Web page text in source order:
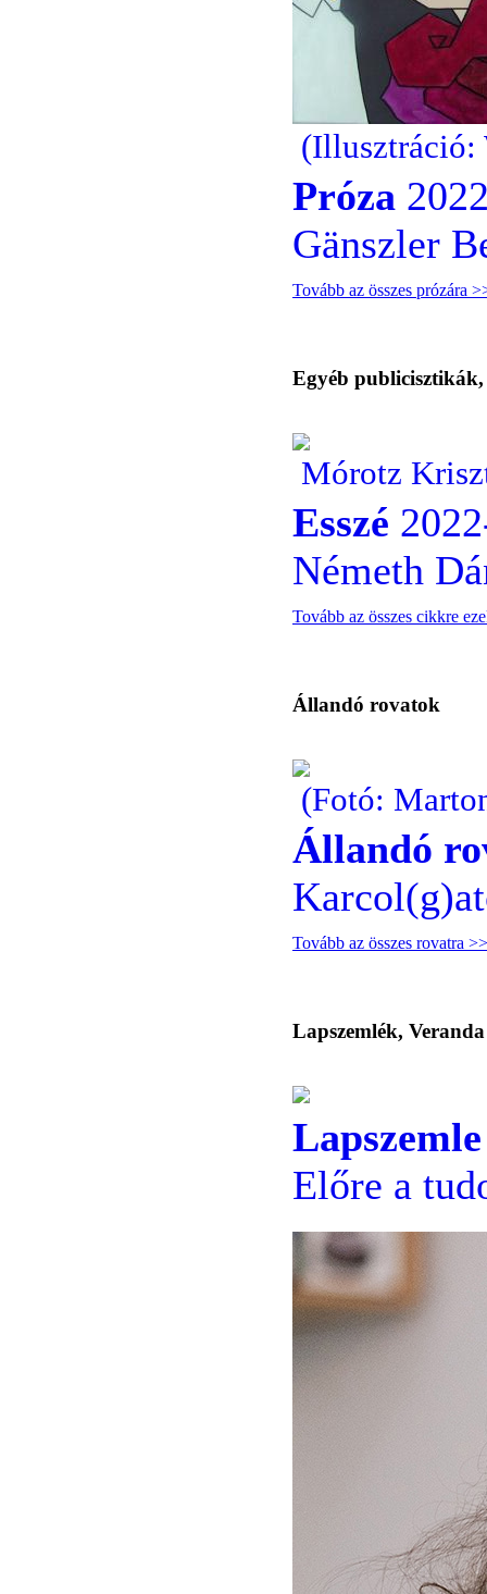
(Illusztráció:
Próza
Gänszler
Tovább az összes prózára
Egyéb
Mórotz
Esszé
Németh
Tovább az összes cikkre
Állandó rovatok
(Fotó:
Állandó
Tovább az összes rovatra
Lapszemlék, Veranda
Lapszemle
Előre a